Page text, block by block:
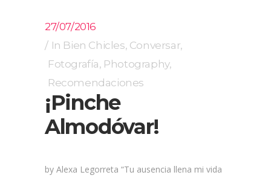
27/07/2016
In Bien Chicles, Conversar,
Fotografía, Photography,
Recomendaciones
¡Pinche
Almodóvar!
by Alexa Legorreta “Tu ausencia llena mi vida